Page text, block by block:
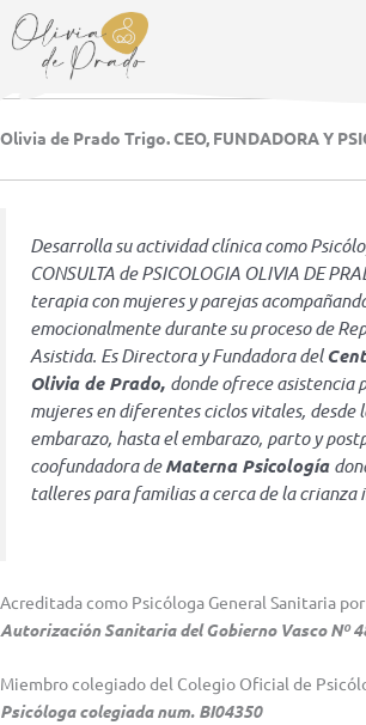
contenido
Olivia de Prado Trigo. CEO, FUNDADORA Y
Desarrolla su actividad clínica como
CONSULTA de PSICOLOGIA OLIVIA DE
terapia con mujeres y parejas
emocionalmente durante su proceso de
Asistida. Es Directora y Fundadora del
Olivia de Prado, donde ofrece asistencia
mujeres en diferentes ciclos vitales, desde
embarazo, hasta el embarazo, parto y
coofundadora deMaterna Psicología
talleres para familias a cerca de la crianza
Acreditada como Psicóloga General Sanitaria
Autorización Sanitaria del Gobierno Vasco Nº
Miembro colegiado del Colegio Oficial de
Psicóloga colegiada num. BI04350